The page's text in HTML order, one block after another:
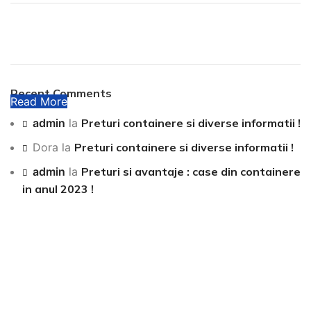
Read More
Recent Comments
admin la Preturi containere si diverse informatii !
Dora la Preturi containere si diverse informatii !
admin la Preturi si avantaje : case din containere
in anul 2023 !